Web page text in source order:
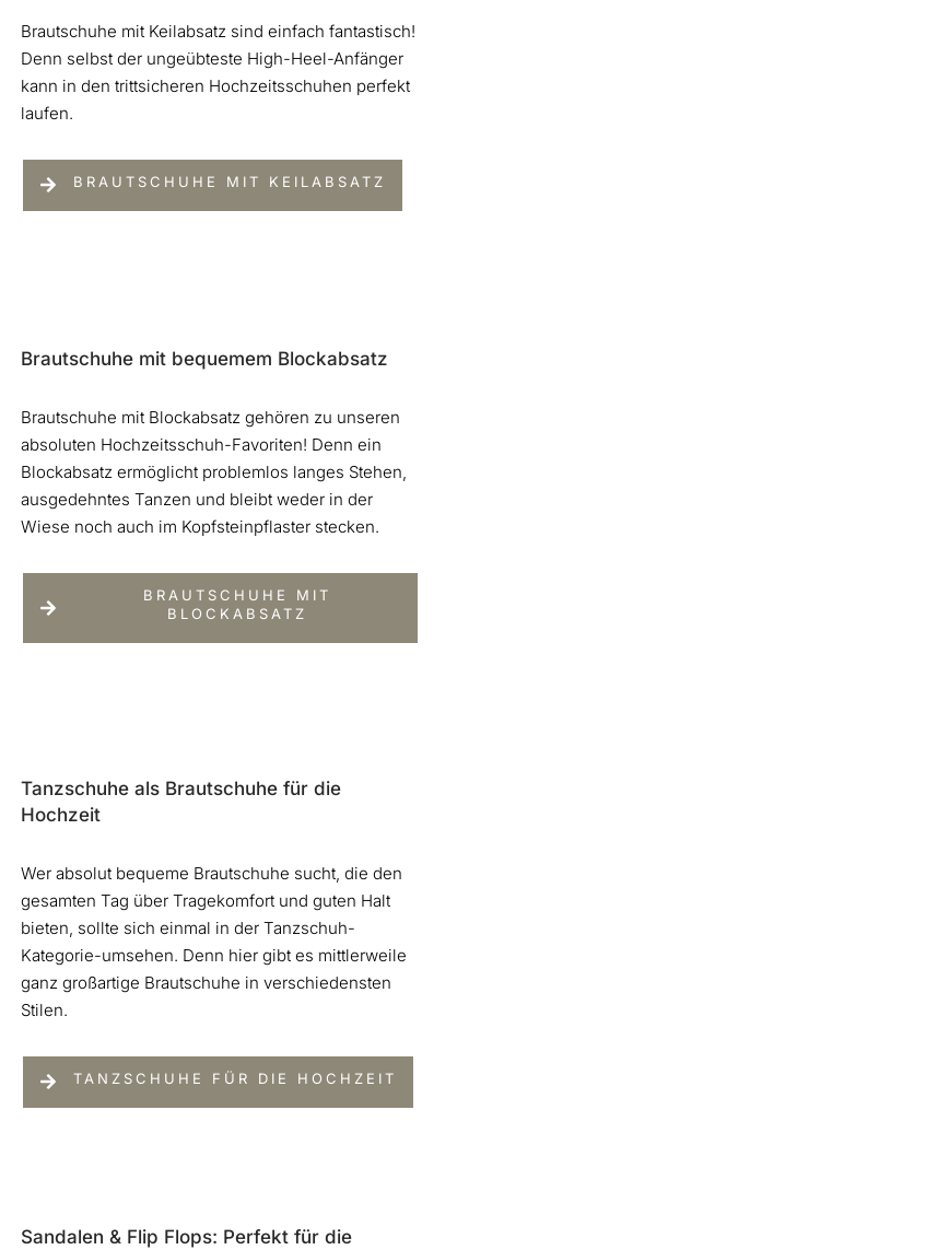
Brautschuhe mit Keilabsatz sind einfach fantastisch!
Denn selbst der ungeübteste High-Heel-Anfänger
kann in den trittsicheren Hochzeitsschuhen perfekt
laufen.
BRAUTSCHUHE MIT KEILABSATZ
Brautschuhe mit bequemem Blockabsatz
Brautschuhe mit Blockabsatz gehören zu unseren
absoluten Hochzeitsschuh-Favoriten! Denn ein
Blockabsatz ermöglicht problemlos langes Stehen,
ausgedehntes Tanzen und bleibt weder in der
Wiese noch auch im Kopfsteinpflaster stecken.
BRAUTSCHUHE MIT
BLOCKABSATZ
Tanzschuhe als Brautschuhe für die
Hochzeit
Wer absolut bequeme Brautschuhe sucht, die den
gesamten Tag über Tragekomfort und guten Halt
bieten, sollte sich einmal in der Tanzschuh-
Kategorie-umsehen. Denn hier gibt es mittlerweile
ganz großartige Brautschuhe in verschiedensten
Stilen.
TANZSCHUHE FÜR DIE HOCHZEIT
Sandalen & Flip Flops: Perfekt für die